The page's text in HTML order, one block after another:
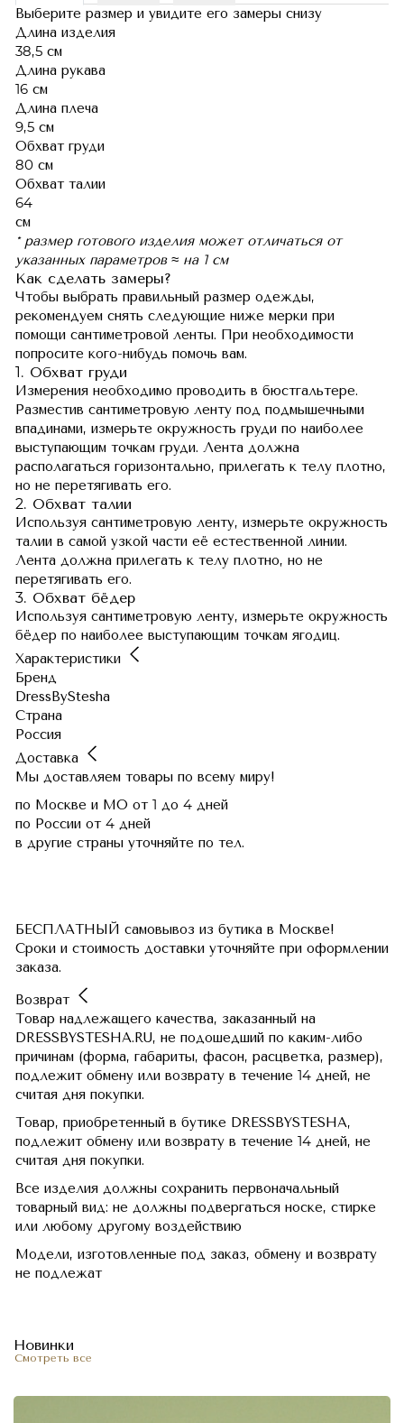
Выберите размер и увидите его замеры снизу
Длина изделия
38,5 см
Длина рукава
16 см
Длина плеча
9,5 см
Обхват груди
80 см
Обхват талии
64
см
* размер готового изделия может отличаться от
указанных параметров ≈ на 1 см
Как сделать замеры?
Чтобы выбрать правильный размер одежды,
рекомендуем снять следующие ниже мерки при
помощи сантиметровой ленты. При необходимости
попросите кого-нибудь помочь вам.
1. Обхват груди
Измерения необходимо проводить в бюстгальтере.
Разместив сантиметровую ленту под подмышечными
впадинами, измерьте окружность груди по наиболее
выступающим точкам груди. Лента должна
располагаться горизонтально, прилегать к телу плотно,
но не перетягивать его.
2. Обхват талии
Используя сантиметровую ленту, измерьте окружность
талии в самой узкой части её естественной линии.
Лента должна прилегать к телу плотно, но не
перетягивать его.
3. Обхват бёдер
Используя сантиметровую ленту, измерьте окружность
бёдер по наиболее выступающим точкам ягодиц.
Характеристики
Бренд
DressByStesha
Страна
Россия
Доставка
Мы доставляем товары по всему миру!
по Москве и МО от 1 до 4 дней
по России от 4 дней
в другие страны уточняйте по тел.
БЕСПЛАТНЫЙ самовывоз из бутика в Москве!
Сроки и стоимость доставки уточняйте при оформлении
заказа.
Возврат
Товар надлежащего качества, заказанный на
DRESSBYSTESHA.RU, не подошедший по каким-либо
причинам (форма, габариты, фасон, расцветка, размер),
подлежит обмену или возврату в течение 14 дней, не
считая дня покупки.
Товар, приобретенный в бутике DRESSBYSTESHA,
подлежит обмену или возврату в течение 14 дней, не
считая дня покупки.
Все изделия должны сохранить первоначальный
товарный вид: не должны подвергаться носке, стирке
или любому другому воздействию
Модели, изготовленные под заказ, обмену и возврату
не подлежат
Новинки
Смотреть все